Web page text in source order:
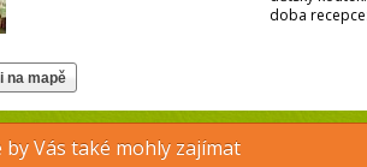
doba
by Vás také mohly zajímat